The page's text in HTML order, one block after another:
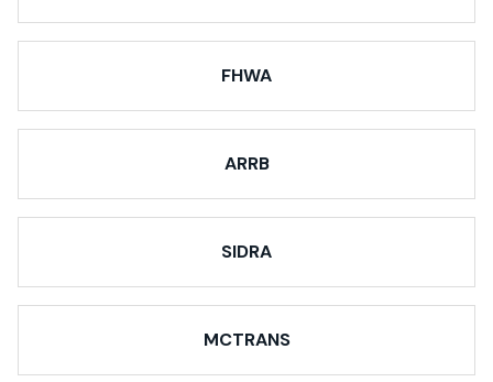
FHWA
ARRB
SIDRA
MCTRANS